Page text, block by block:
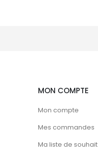
MON COMPTE
Mon compte
Mes commandes
Ma liste de souhait